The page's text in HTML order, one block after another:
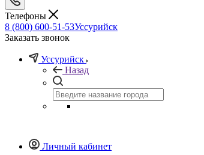
Телефоны
8 (800) 600-51-53Уссурийск
Заказать звонок
Уссурийск
Назад
Личный кабинет